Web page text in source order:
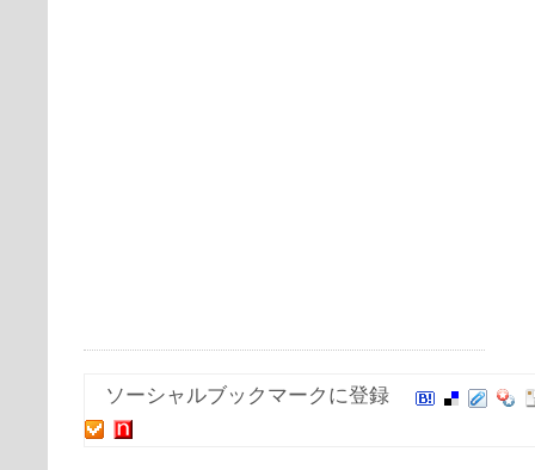
ソーシャルブックマークに登録